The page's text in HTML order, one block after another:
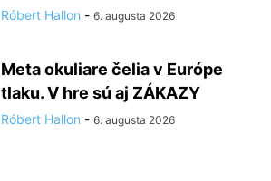
Róbert Hallon - 6. augusta 2026
Meta okuliare čelia v Európe
tlaku. V hre sú aj ZÁKAZY
Róbert Hallon - 6. augusta 2026